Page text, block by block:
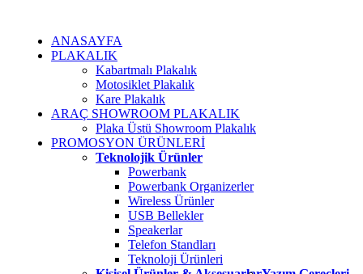
ANASAYFA
PLAKALIK
Kabartmalı Plakalık
Motosiklet Plakalık
Kare Plakalık
ARAÇ SHOWROOM PLAKALIK
Plaka Üstü Showroom Plakalık
PROMOSYON ÜRÜNLERİ
Teknolojik Ürünler
Powerbank
Powerbank Organizerler
Wireless Ürünler
USB Bellekler
Speakerlar
Telefon Standları
Teknoloji Ürünleri